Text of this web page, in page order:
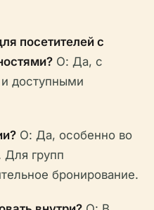
посетителей с
О: Да, с
доступными
О: Да, особенно во
Для групп
бронирование.